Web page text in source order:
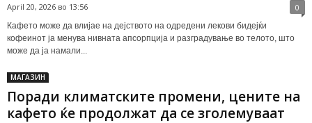
April 20, 2026 во 13:56 0
Кафето може да влијае на дејството на одредени лекови бидејќи
кофеинот ја менува нивната апсорпција и разградување во телото, што
може да ја намали...
МАГАЗИН
Поради климатските промени, цените на
кафето ќе продолжат да се зголемуваат